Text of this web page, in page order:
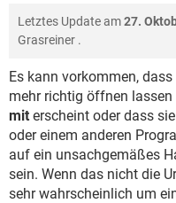
WHATSAPP
WINDOWS 10
WHATSAPP
FACEBOOK
SPIELE
WINDOWS 10
WHATSAPP
LEXIKON
SPIELE
ANDROID
WINDOWS 10
WHATSAPP
FACEBOOK
Letztes Update am27.
Grasreiner .
Es kann vorkommen,
mehr richtig öffnen
mit erscheint oder dass
oder einem anderen
auf ein unsachgemäßes
sein. Wenn das nicht die
sehr wahrscheinlich um